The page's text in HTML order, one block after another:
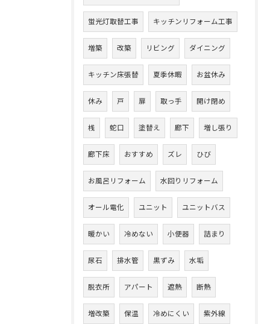
蛍光灯取替工事 キッチンリフォーム工事
増築 改築 リビング ダイニング
キッチン床張替 夏季休暇 お盆休み
休み 戸 扉 取っ手 開け閉め
桟 蛇口 塗替え 廊下 増し張り
廊下床 おすすめ ズレ ひび
お風呂リフォーム 水回りリフォーム
オール電化 ユニット ユニットバス
暖かい 冷めない 小便器 詰まり
尿石 排水管 黒ずみ 水垢
脱衣所 アパート 遮熱 断熱
増改築 保温 冷めにくい 紫外線